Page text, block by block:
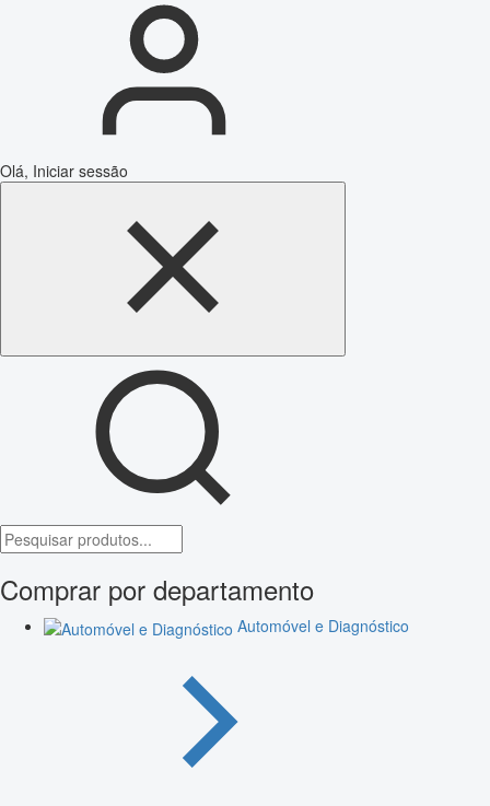
Olá, Iniciar sessão
Comprar por departamento
Automóvel e Diagnóstico